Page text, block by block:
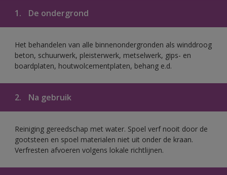
1. De ondergrond
Het behandelen van alle binnenondergronden als winddroog
beton, schuurwerk, pleisterwerk, metselwerk, gips- en
boardplaten, houtwolcementplaten, behang e.d.
2. Na gebruik
Reiniging gereedschap met water. Spoel verf nooit door de
gootsteen en spoel materialen niet uit onder de kraan.
Verfresten afvoeren volgens lokale richtlijnen.